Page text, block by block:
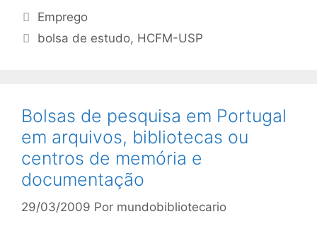
Categorias
Emprego
Tags
bolsa de estudo, HCFM-USP
Bolsas de pesquisa em Portugal
em arquivos, bibliotecas ou
centros de memória e
documentação
29/03/2009 Por mundobibliotecario